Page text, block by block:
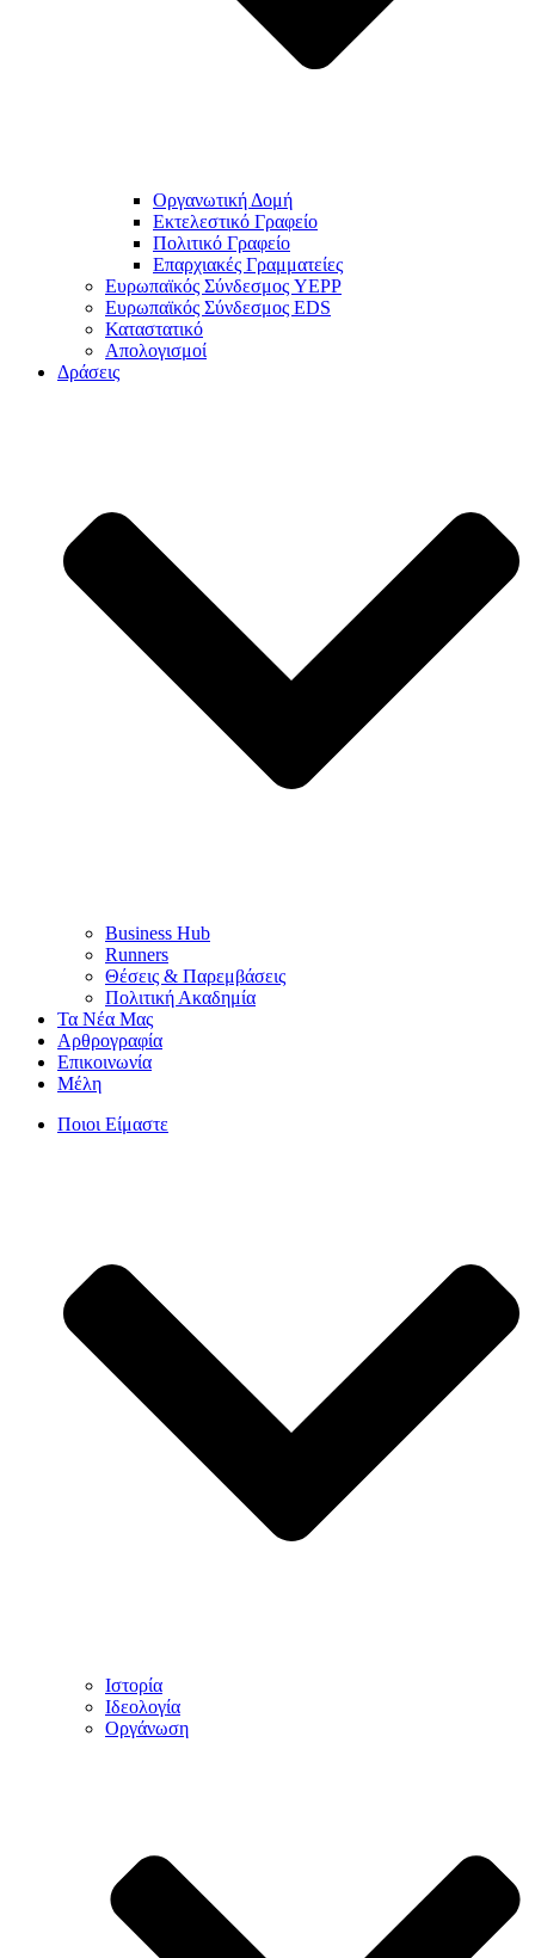
Οργανωτική Δομή
Εκτελεστικό Γραφείο
Πολιτικό Γραφείο
Επαρχιακές Γραμματείες
Ευρωπαϊκός Σύνδεσμος YEPP
Ευρωπαϊκός Σύνδεσμος EDS
Καταστατικό
Απολογισμοί
Δράσεις
Business Hub
Runners
Θέσεις & Παρεμβάσεις
Πολιτική Ακαδημία
Τα Νέα Μας
Αρθρογραφία
Επικοινωνία
Μέλη
Ποιοι Είμαστε
Ιστορία
Ιδεολογία
Οργάνωση